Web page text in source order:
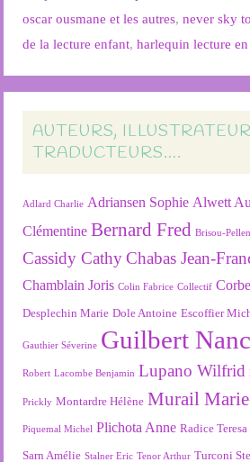
oscar ousmane et les autres,never sky
de la lecture enfant,harlequin lecture
AUTEURS,
TRADUCTEURS….
Adlard Charlie Adriansen Sophie Alwett
Clémentine Bernard Fred Brisou-
Cassidy Cathy Chabas Jean-
Chamblain Joris Colin Fabrice Collectif
Desplechin Marie Dole Antoine Escoffier
Gauthier Séverine Guilbert
Robert Lacombe Benjamin Lupano Wilfrid
Prickly Montardre Hélène Murail
Piquemal Michel Plichota Anne Radice Teresa
Sarn Amélie Stalner Eric Tenor Arthur Turconi